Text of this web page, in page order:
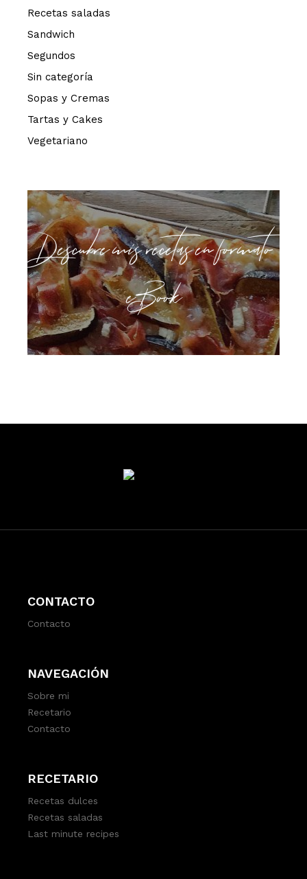
Recetas saladas
Sandwich
Segundos
Sin categoría
Sopas y Cremas
Tartas y Cakes
Vegetariano
Descubre mis recetas en formato
eBook
CONTACTO
Contacto
NAVEGACIÓN
Sobre mi
Recetario
Contacto
RECETARIO
Recetas dulces
Recetas saladas
Last minute recipes